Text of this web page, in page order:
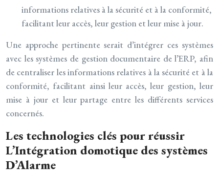
informations relatives à la sécurité et à la conformité,
facilitant leur accès, leur gestion et leur mise à jour.
Une approche pertinente serait d’intégrer ces systèmes
avec les systèmes de gestion documentaire de l’ERP, afin
de centraliser les informations relatives à la sécurité et à la
conformité, facilitant ainsi leur accès, leur gestion, leur
mise à jour et leur partage entre les différents services
concernés.
Les technologies clés pour réussir
L’Intégration domotique des systèmes
D’Alarme